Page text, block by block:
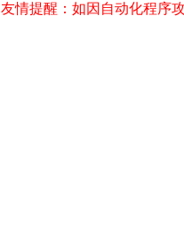
友情提醒：如因自动化程序